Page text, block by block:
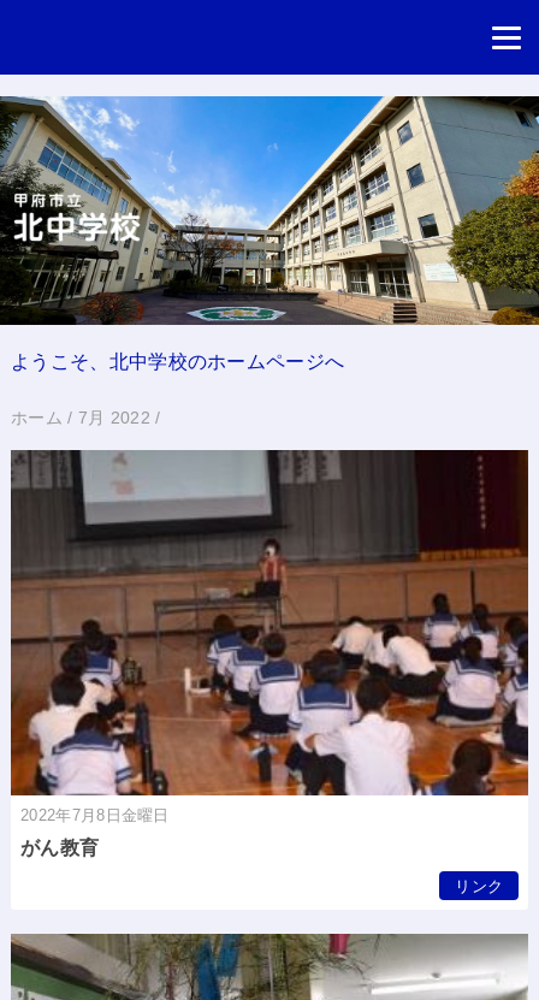
ようこそ、北中学校のホームページへ
ホーム / 7月 2022 /
2022年7月8日金曜日
がん教育
リンク